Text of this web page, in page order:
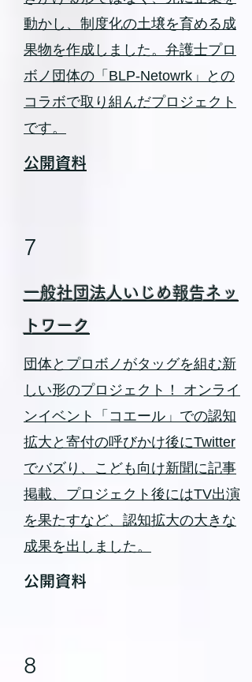
動かし、制度化の土壌を育める成
果物を作成しました。弁護士プロ
ボノ団体の「BLP-Netowrk」との
コラボで取り組んだプロジェクト
です。
公開資料
7
一般社団法人いじめ報告ネッ
トワーク
団体とプロボノがタッグを組む新
しい形のプロジェクト！ オンライ
ンイベント「コエール」での認知
拡大と寄付の呼びかけ後にTwitter
でバズり、こども向け新聞に記事
掲載、プロジェクト後にはTV出演
を果たすなど、認知拡大の大きな
成果を出しました。
公開資料
8